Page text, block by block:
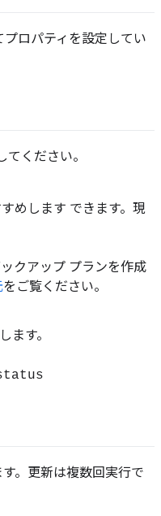
ロパティを設定してい
ください。
めします できます。現
クアップ プランを作成
をご覧ください。
ます。
。更新は複数回実行で